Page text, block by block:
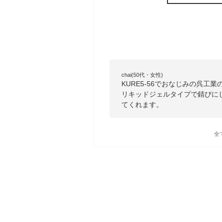
chai(50代・女性)
KURE5-56でおなじみの呉工業
リキッドジェルタイプで錆び
てくれます。
全